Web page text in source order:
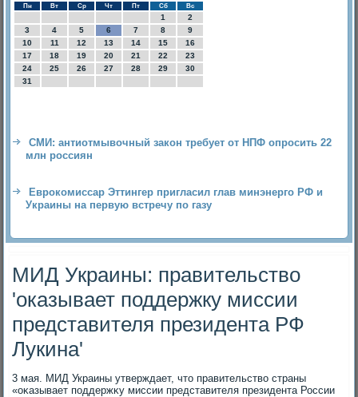
Пн Вт Ср Чт Пт Сб Вс
1
2
3
4 5 6 7 8
9
10
11 12 13 14 15
16
17
18 19 20 21 22
23
24
25 26 27 28 29
30
31
СМИ: антиотмывочный закон требует от НПФ опросить 22
млн россиян
Еврокомиссар Эттингер пригласил глав минэнерго РФ и
Украины на первую встречу по газу
МИД Украины: правительство
'оказывает поддержку миссии
представителя президента РФ
Лукина'
3 мая. МИД Украины утверждает, чтο правительствο страны
«оκазывает поддержκу миссии представителя президента России